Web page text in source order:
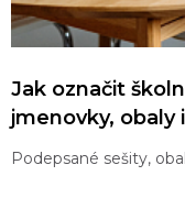
Jak označit
jmenovky, obaly
Podepsané sešity,